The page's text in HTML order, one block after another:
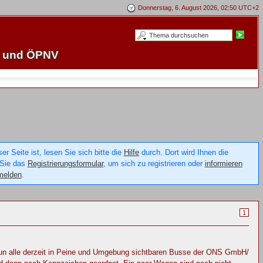
Donnerstag, 6. August 2026, 02:50 UTC+2
ÖPNV
Seite ist, lesen Sie sich bitte die Hilfedurch. Dort wird Ihnen die
das Registrierungsformular, um sich zu registrieren oder informieren
.
1
alle derzeit in Peine und Umgebung sichtbaren Busse der ONS GmbH/